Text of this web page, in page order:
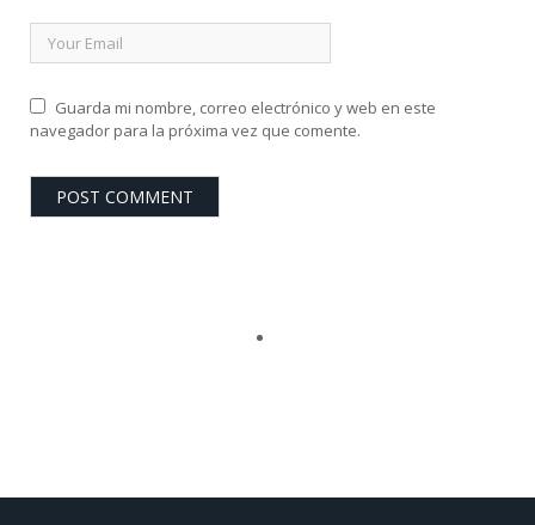
Guarda mi nombre, correo electrónico y web en este
navegador para la próxima vez que comente.